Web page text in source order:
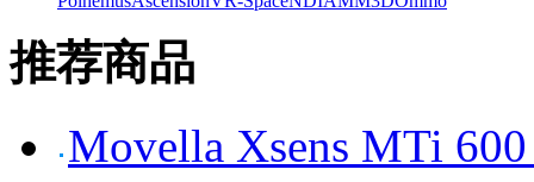
推荐商品
Movella Xsens MTi